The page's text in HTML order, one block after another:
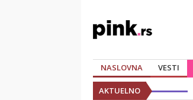
NASLOVNA VESTI
AKTUELNO